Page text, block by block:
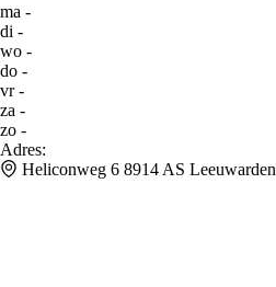
ma -
di -
wo -
do -
vr-
za -
zo -
Adres:
Heliconweg 6 8914 AS Leeuwarden